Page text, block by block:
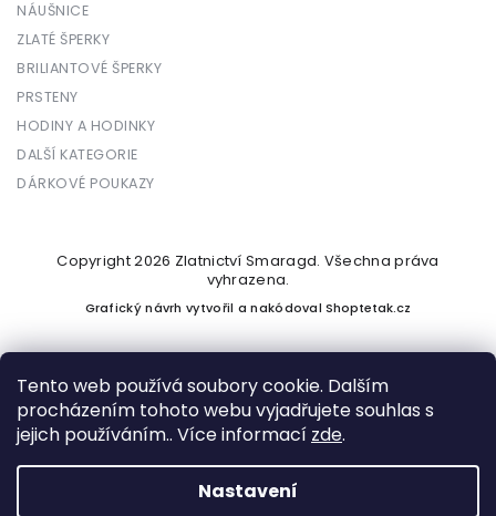
Tento web používá soubory cookie. Dalším
procházením tohoto webu vyjadřujete souhlas s
jejich používáním.. Více informací zde.
Nastavení
NÁUŠNICE
ZLATÉ ŠPERKY
BRILIANTOVÉ ŠPERKY
PRSTENY
HODINY A HODINKY
DALŠÍ KATEGORIE
DÁRKOVÉ POUKAZY
Vytvořil Shoptet
Copyright 2026 Zlatnictví Smaragd. Všechna práva
vyhrazena.
Grafický návrh vytvořil a nakódovalShoptetak.cz
Podle zákona o evidenci tržeb je prodávající povinen vystavit